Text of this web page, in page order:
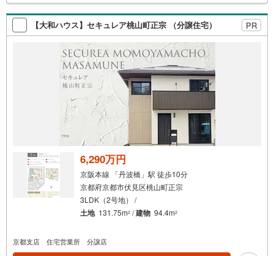
検
索
条
ペ
【大和ハウス】セキュレア桃山町正宗 （分譲住宅） PR
6,290万円
京阪本線 「丹波橋」駅 徒歩10分
京都府京都市伏見区桃山町正宗
3LDK（2号地） /
土地 131.75m2 /建物 94.4m2
京都支店 住宅営業所 分譲店